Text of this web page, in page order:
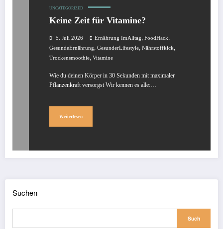
UNCATEGORIZED
Keine Zeit für Vitamine?
5. Juli 2026 Ernährung ImAlltag, FoodHack,
GesundeErnährung, GesunderLifestyle, Nährstoffkick,
Trockensmoothie, Vitamine
Wie du deinen Körper in 30 Sekunden mit maximaler
Pflanzenkraft versorgst Wir kennen es alle:…
Weiterlesen
Suchen
Such